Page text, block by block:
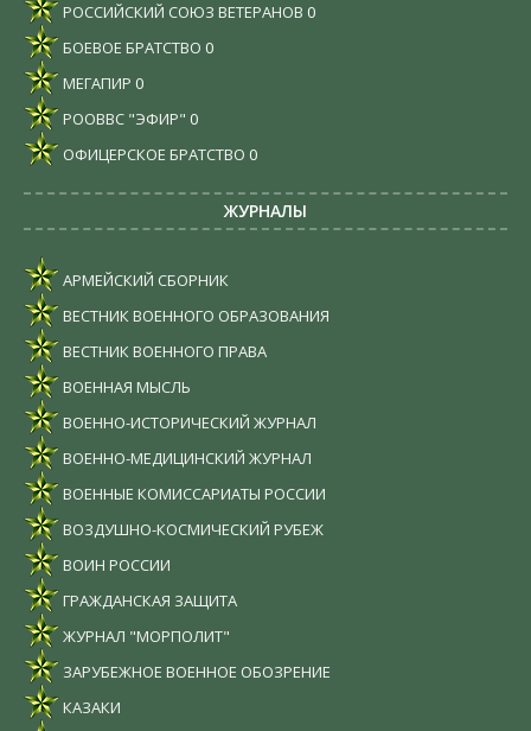
РОССИЙСКИЙ СОЮЗ ВЕТЕРАНОВ 0
БОЕВОЕ БРАТСТВО 0
МЕГАПИР 0
РООВВС "ЭФИР" 0
ОФИЦЕРСКОЕ БРАТСТВО 0
ЖУРНАЛЫ
АРМЕЙСКИЙ СБОРНИК
ВЕСТНИК ВОЕННОГО ОБРАЗОВАНИЯ
ВЕСТНИК ВОЕННОГО ПРАВА
ВОЕННАЯ МЫСЛЬ
ВОЕННО-ИСТОРИЧЕСКИЙ ЖУРНАЛ
ВОЕННО-МЕДИЦИНСКИЙ ЖУРНАЛ
ВОЕННЫЕ КОМИССАРИАТЫ РОССИИ
ВОЗДУШНО-КОСМИЧЕСКИЙ РУБЕЖ
ВОИН РОССИИ
ГРАЖДАНСКАЯ ЗАЩИТА
ЖУРНАЛ "МОРПОЛИТ"
ЗАРУБЕЖНОЕ ВОЕННОЕ ОБОЗРЕНИЕ
КАЗАКИ